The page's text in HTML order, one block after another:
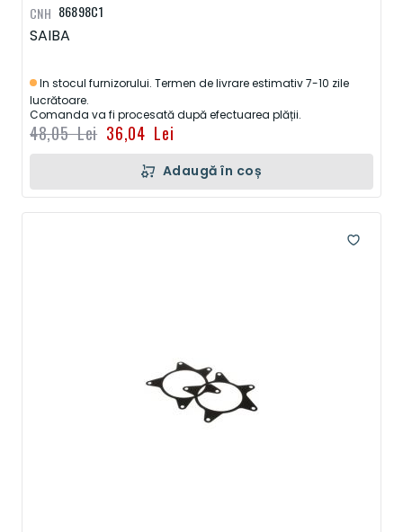
86898C1
SAIBA
In stocul furnizorului. Termen de livrare estimativ 7-10 zile
lucrătoare.
Comanda va fi procesată după efectuarea plății.
36,04 Lei
48,05 Lei
CNH
Adaugă în coș